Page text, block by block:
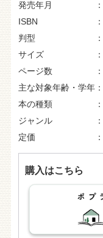
発売年月
ISBN
判型
サイズ
ページ数
主な対象年齢・学年
本の種類
ジャンル
定価
購入はこちら